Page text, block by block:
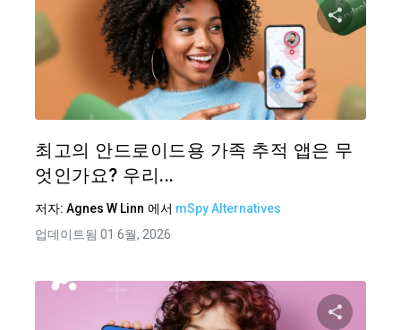
최고의 안드로이드용 가족 추적 앱은 무
엇인가요? 우리...
저자: Agnes W Linn 에서 mSpy Alternatives
업데이트됨 01 6월, 2026